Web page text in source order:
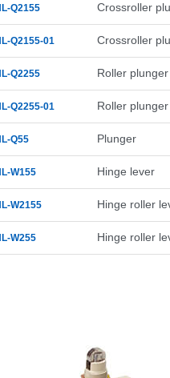
Q2155 Crossroller
Q2155-01 Crossroller
Q2255 Roller plunger
Q2255-01 Roller plunger
Q55 Plunger
W155 Hinge lever
W2155 Hinge roller
W255 Hinge roller